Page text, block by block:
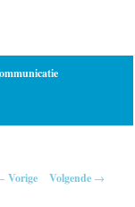
Vorige Volgende →